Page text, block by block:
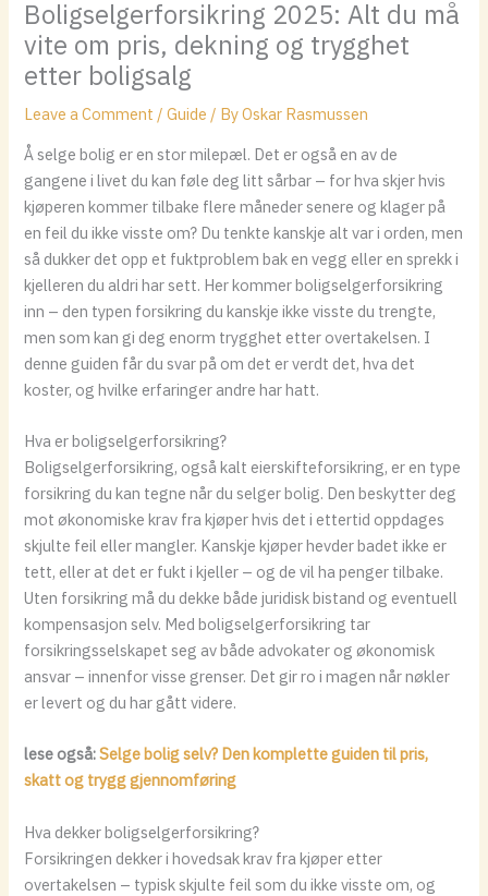
Boligselgerforsikring 2025: Alt du må
vite om pris, dekning og trygghet
etter boligsalg
Leave a Comment /Guide / ByOskar Rasmussen
Å selge bolig er en stor milepæl. Det er også en av de
gangene i livet du kan føle deg litt sårbar – for hva skjer hvis
kjøperen kommer tilbake flere måneder senere og klager på
en feil du ikke visste om? Du tenkte kanskje alt var i orden, men
så dukker det opp et fuktproblem bak en vegg eller en sprekk i
kjelleren du aldri har sett. Her kommer boligselgerforsikring
inn – den typen forsikring du kanskje ikke visste du trengte,
men som kan gi deg enorm trygghet etter overtakelsen. I
denne guiden får du svar på om det er verdt det, hva det
koster, og hvilke erfaringer andre har hatt.
Hva er boligselgerforsikring?
Boligselgerforsikring, også kalt eierskifteforsikring, er en type
forsikring du kan tegne når du selger bolig. Den beskytter deg
mot økonomiske krav fra kjøper hvis det i ettertid oppdages
skjulte feil eller mangler. Kanskje kjøper hevder badet ikke er
tett, eller at det er fukt i kjeller – og de vil ha penger tilbake.
Uten forsikring må du dekke både juridisk bistand og eventuell
kompensasjon selv. Med boligselgerforsikring tar
forsikringsselskapet seg av både advokater og økonomisk
ansvar – innenfor visse grenser. Det gir ro i magen når nøkler
er levert og du har gått videre.
lese også:Selge bolig selv? Den komplette guiden til pris,
skatt og trygg gjennomføring
Hva dekker boligselgerforsikring?
Forsikringen dekker i hovedsak krav fra kjøper etter
overtakelsen – typisk skjulte feil som du ikke visste om, og